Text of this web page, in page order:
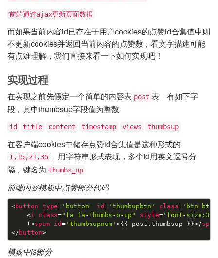
前端通过ajax更新页面数据
而如果当前内容id已存在于用户cookies的点赞id合集值中则
不更新cookies并返回当前内容的点赞数，看文字描述可能
有点难理解，我们直接来看一下如何实现吧！
实现过程
在实现之前先假定一个简单的内容表 post 表，有如下字
段，其中thumbsup字段值为整数
id title content timestamp views thumbsup
在客户端cookies中储存点赞id合集值是这种形式的
1,15,21,35
，用字符串形式表现，多个id用英文逗号分
隔，键名为 thumbs_up
前端内容模板中点赞部分代码
<button type='button' id='thumbupbtn' class='btn btn-
<i class="fa fa-thumbs-o-up" style='font-
    (
<span id='thumbsupnum' >{{ post.thumbsup }}</span
</ button>
模板中js部分